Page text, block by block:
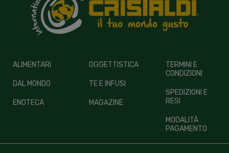
ALIMENTARI
DAL MONDO
ENOTECA
OGGETTISTICA
TE E INFUSI
MAGAZINE
TERMINI E
CONDIZIONI
SPEDIZIONI E
RESI
MODALITÀ
PAGAMENTO